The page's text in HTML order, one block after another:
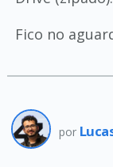
Fico no
por